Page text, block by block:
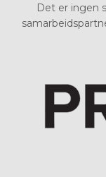
Det er ingen